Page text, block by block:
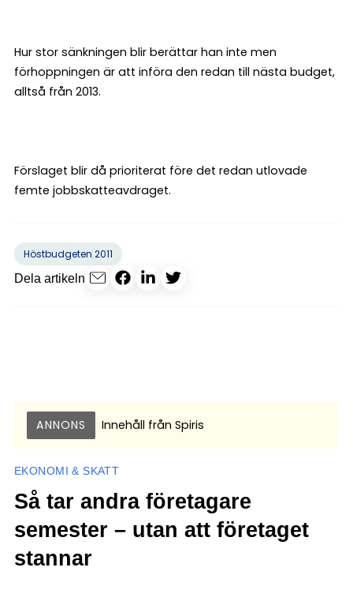
Hur stor sänkningen blir berättar han inte men
förhoppningen är att införa den redan till nästa budget,
alltså från 2013.
Förslaget blir då prioriterat före det redan utlovade
femte jobbskatteavdraget.
Höstbudgeten 2011
Dela artikeln
ANNONS Innehåll från Spiris
EKONOMI & SKATT
Så tar andra företagare
semester – utan att företaget
stannar